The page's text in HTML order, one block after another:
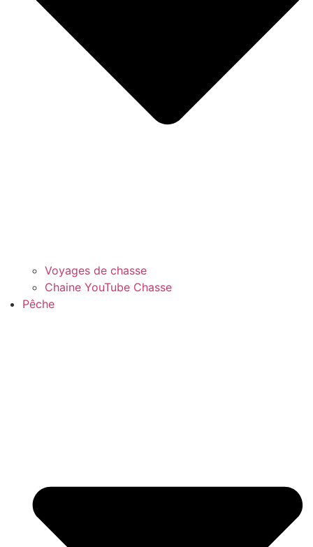
Voyages de chasse
Chaine YouTube Chasse
Pêche